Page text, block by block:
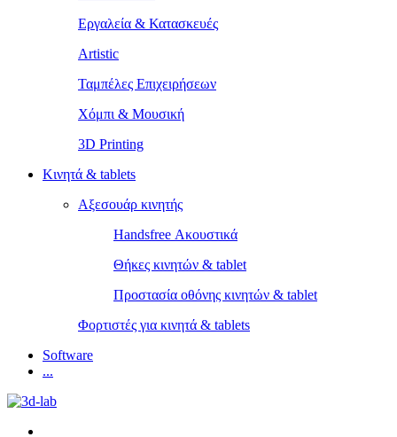
Εργαλεία & Κατασκευές
Artistic
Ταμπέλες Επιχειρήσεων
Χόμπι & Μουσική
3D Printing
Κινητά & tablets
Αξεσουάρ κινητής
Handsfree Ακουστικά
Θήκες κινητών & tablet
Προστασία οθόνης κινητών & tablet
Φορτιστές για κινητά & tablets
Software
...